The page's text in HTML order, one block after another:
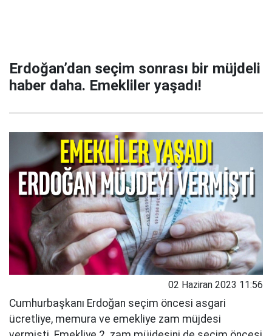
Erdoğan’dan seçim sonrası bir müjdeli
haber daha. Emekliler yaşadı!
02 Haziran 2023 11:56
Cumhurbaşkanı Erdoğan seçim öncesi asgari
ücretliye, memura ve emekliye zam müjdesi